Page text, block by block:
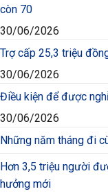
còn 70
30/06/2026
Trợ cấp 25,3 triệu
30/06/2026
Điều kiện để được
30/06/2026
Những năm tháng đi
Hơn 3,5 triệu người
hưởng mới